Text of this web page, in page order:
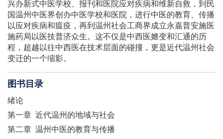
兴办新式中医学校、报刊和医院应对疾病和维新自救，到民
国温州中医界创办中医学校和医院，进行中医的教育、传播
以应对疾病和瘟疫，再到温州社会工商界成立永嘉普安施医
施药局以医技普济众生。这不仅是中西医嬗变和汇通的历
程，超越以往中西医在技术层面的碰撞，更是近代温州社会
变迁的一个缩影。
图书目录
绪论
第一章 近代温州的地域与社会
第二章 温州中医的教育与传播